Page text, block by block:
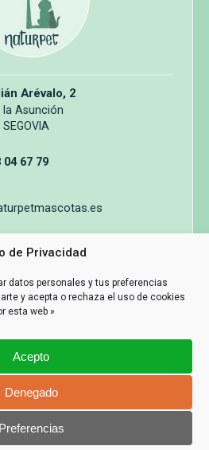
de Privacidad
datos personales y tus preferencias
y acepta o rechaza el uso de cookies
esta web »
Acepto
Denegado
Preferencias
Arévalo, 2
la Asunción
04 67 79
MASWEB
privacidad
de Compra
y contacto